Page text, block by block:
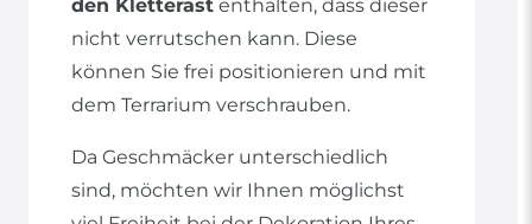
den Kletterast enthalten, dass dieser
nicht verrutschen kann. Diese
können Sie frei positionieren und mit
dem Terrarium verschrauben.
Da Geschmäcker unterschiedlich
sind, möchten wir Ihnen möglichst